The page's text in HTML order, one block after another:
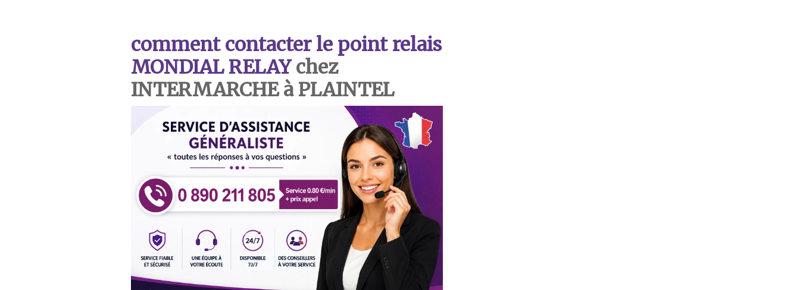
comment contacter le point relais
MONDIAL RELAYchez
INTERMARCHE à PLAINTEL